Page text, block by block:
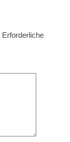
Erforderliche